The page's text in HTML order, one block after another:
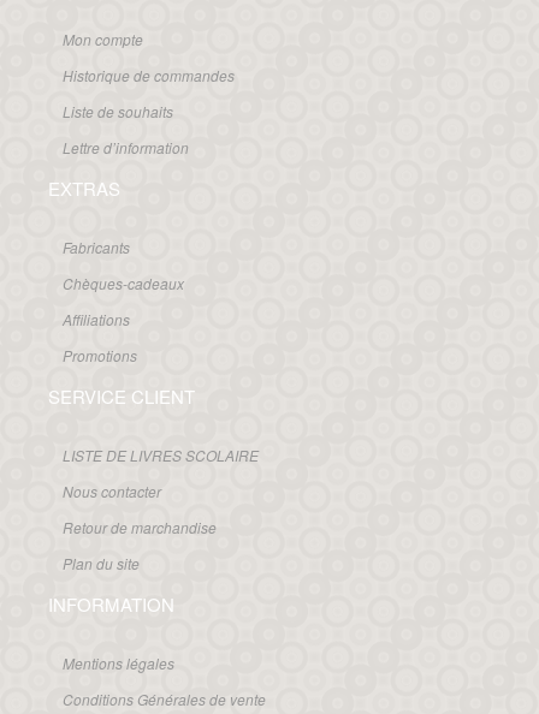
Mon compte
Historique de commandes
Liste de souhaits
Lettre d’information
EXTRAS
Fabricants
Chèques-cadeaux
Affiliations
Promotions
SERVICE CLIENT
LISTE DE LIVRES SCOLAIRE
Nous contacter
Retour de marchandise
Plan du site
INFORMATION
Mentions légales
Conditions Générales de vente